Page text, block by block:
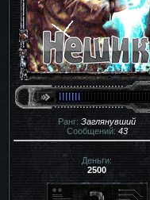
Ранг: Заглянувший
Сообщений:43
Деньги:
2500